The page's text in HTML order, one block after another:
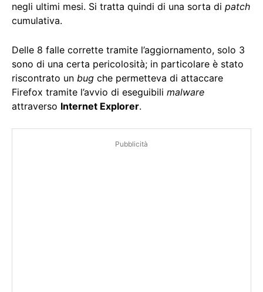
negli ultimi mesi. Si tratta quindi di una sorta di patch
cumulativa.
Delle 8 falle corrette tramite l’aggiornamento, solo 3
sono di una certa pericolosità; in particolare è stato
riscontrato un bug che permetteva di attaccare
Firefox tramite l’avvio di eseguibili malware
attraverso Internet Explorer.
Pubblicità